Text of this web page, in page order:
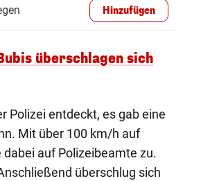
Hinzufügen
überschlagen sich
Polizei entdeckt, es gab eine
Mit über 100 km/h auf
auf Polizeibeamte zu.
überschlug sich